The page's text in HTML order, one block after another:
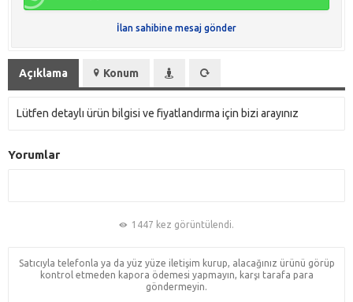
İlan sahibine mesaj gönder
Açıklama Konum
Lütfen detaylı ürün bilgisi ve fiyatlandırma için bizi arayınız
Yorumlar
1447 kez görüntülendi.
Satıcıyla telefonla ya da yüz yüze iletişim kurup, alacağınız ürünü görüp
kontrol etmeden kapora ödemesi yapmayın, karşı tarafa para
göndermeyin.